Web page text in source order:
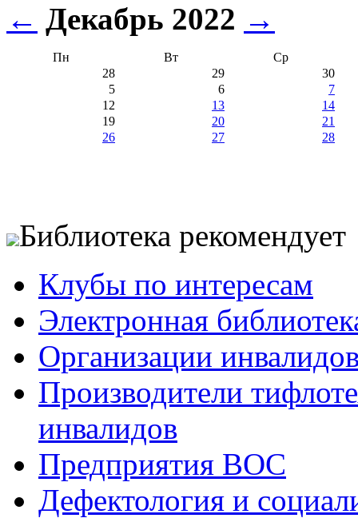
← Декабрь 2022 →
Пн Вт
Ср
28
29
30
5
6
7
12
13
14
19
20
21
26
27 28
Библиотека рекомендует
Клубы по интересам
Электронная
Организации
Производители
инвалидов
Предприятия ВОС
Дефектология и